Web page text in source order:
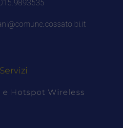
Servizi
Hotspot Wireless